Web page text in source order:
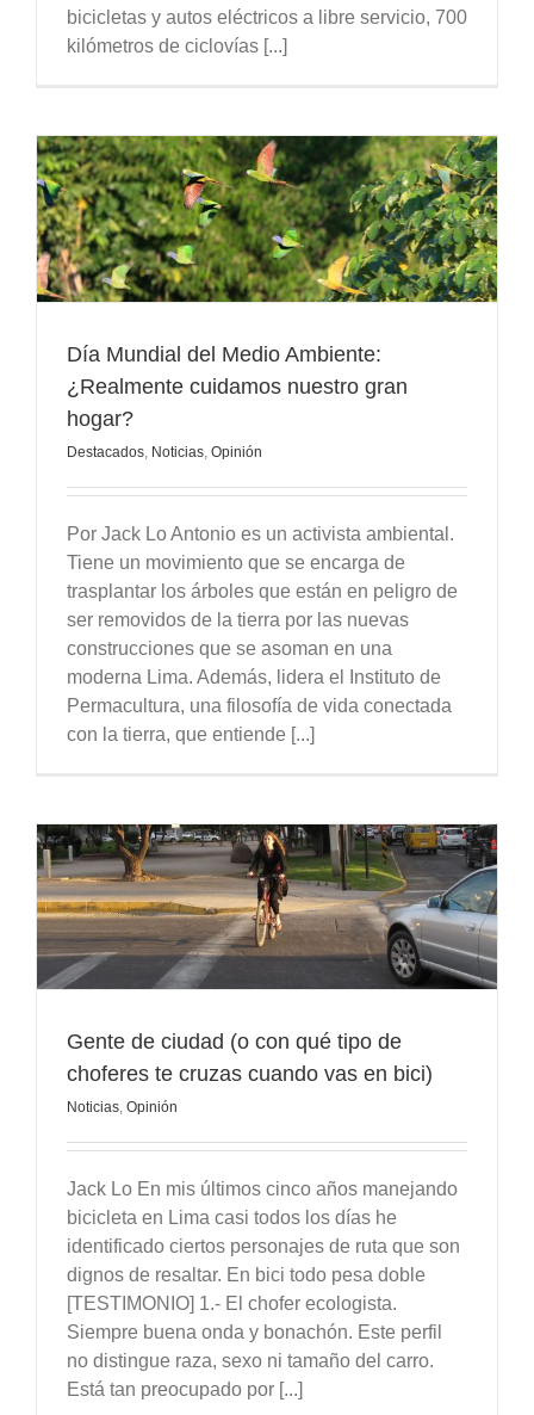
bicicletas y autos eléctricos a libre servicio, 700
kilómetros de ciclovías [...]
Día Mundial del Medio Ambiente:
¿Realmente cuidamos nuestro gran
hogar?
Destacados Noticias Opinión
Por Jack Lo Antonio es un activista ambiental.
Tiene un movimiento que se encarga de
trasplantar los árboles que están en peligro de
ser removidos de la tierra por las nuevas
construcciones que se asoman en una
moderna Lima. Además, lidera el Instituto de
Permacultura, una filosofía de vida conectada
con la tierra, que entiende [...]
Gente de ciudad (o con qué tipo de
choferes te cruzas cuando vas en bici)
Noticias, Opinión
Jack Lo En mis últimos cinco años manejando
bicicleta en Lima casi todos los días he
identificado ciertos personajes de ruta que son
dignos de resaltar. En bici todo pesa doble
[TESTIMONIO] 1.- El chofer ecologista.
Siempre buena onda y bonachón. Este perfil
no distingue raza, sexo ni tamaño del carro.
Está tan preocupado por [...]